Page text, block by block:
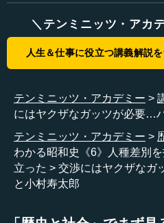
＼テンミニッツ・アカ
人生＆仕事に役立つ講義解説を
テンミニッツ・アカデミー
にはヤクザなガッツが必要…
テンミニッツ・アカデミー
わかる昭和史《6》人種差別
立った
交渉にはヤクザなガ
と小村寿太郎